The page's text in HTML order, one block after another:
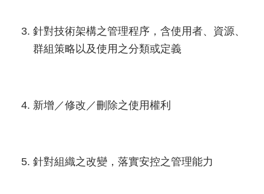
針對技術架構之管理程序，含使用者、資源、
群組策略以及使用之分類或定義
新增／修改／刪除之使用權利
針對組織之改變，落實安控之管理能力